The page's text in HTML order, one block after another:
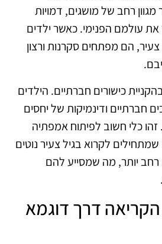
רחב של מושגים, דמויות
עולמם הפנימי. כאשר ילדים
הם מפתחים סקרנות ורצון
כישורים חברתיים. הילדים
חברתיים ודינמיקות של יחסים
זהו כלי חשוב לפיתוח אמפתיה
שמתחילים לקרוא בגיל צעיר נוטים
רחב יותר, מה שמסייע להם
דרך דוגמא